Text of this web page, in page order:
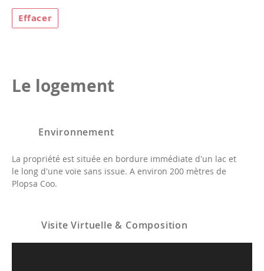
Effacer
Le logement
Environnement
La propriété est située en bordure immédiate d'un lac et
le long d'une voie sans issue. A environ 200 mètres de
Plopsa Coo.
Visite Virtuelle & Composition